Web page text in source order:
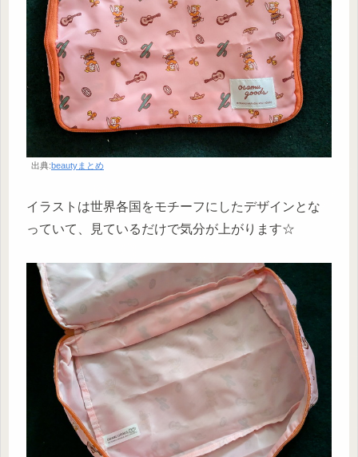
出典:beautyまとめ
イラストは世界各国をモチーフにしたデザインとな
っていて、見ているだけで気分が上がります☆